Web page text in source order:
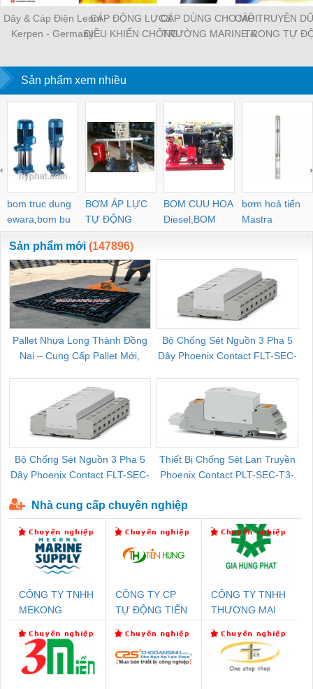
Dây & Cáp Điện Leoni
Kerpen - Germany
CÁP ĐỘNG LỰC&
ĐIỀU KHIỂN CHỐNG
CÁP DÙNG CHO MÔI
TRƯỜNG MARINE &
CÁP TRUYỀN
TRONG TỰ
Sản phẩm xem nhiều
bom truc dung
ewara,bom bu
ewara
BƠM ÁP LỰC
TỰ ĐỘNG
BOM CUU HOA
Diesel,BOM
CHUA CHAY
bơm hoả tiển
Mastra
‹ ›
Sản phẩm mới (147896)
Pallet Nhựa Long Thành Đồng
Nai – Cung Cấp Pallet Mới,
Bộ Chống Sét Nguồn 3 Pha 5
Dây Phoenix Contact FLT-SEC-
Bộ Chống Sét Nguồn 3 Pha 5
Dây Phoenix Contact FLT-SEC-
Thiết Bị Chống Sét Lan Truyền
Phoenix Contact PLT-SEC-T3-
Nhà cung cấp chuyên nghiệp
CÔNG TY TNHH
MEKONG
CÔNG TY CP
TỰ ĐỘNG TIẾN
CÔNG TY TNHH
THƯƠNG MẠI
THUẬT ĐIỆN CƠ
GIA HƯNG
PHÁT